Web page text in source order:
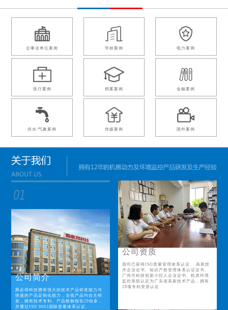
企事业单位案例 学校案例 电力案例
医疗案例 档案案例 金融案例
供水/气象案例 传媒案例 国外案例
公司简介
斯必得科技拥有强大的技术产品研发能力与
快速的产品定制化能力，全线产品均自主研
发，拥有技术专利、产品检验报告29份多，
并通过ISO 9001国际质量体系认证。
公司资质
我司已获得ISO质量管理体系认证、 高新技
术企业证书、知识产权管理体系认证证书、
广州市科技创新小巨人企业证书、机房环境
监控系统认定为广东省高新技术产品，拥有
29项专利资质认证